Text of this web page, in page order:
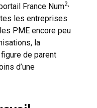
France Num2,
les entreprises
PME encore peu
la
de parent
d’une